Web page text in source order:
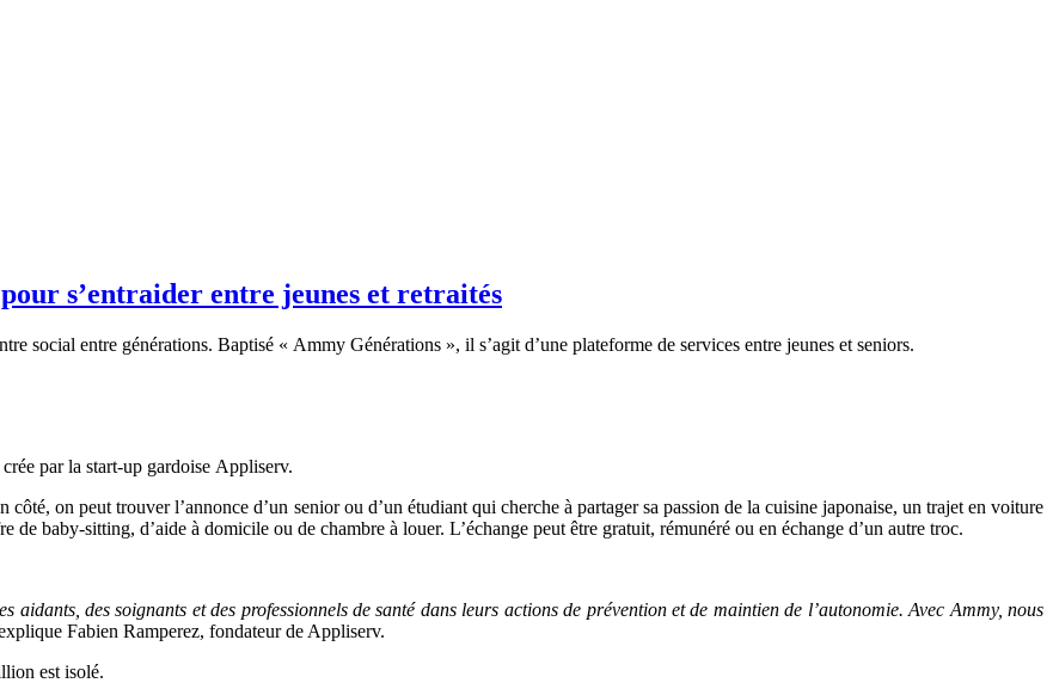
s’entraider entre jeunes et retraités
social entre générations. Baptisé « Ammy Générations », il s’agit d’une plateforme de services entre jeunes et seniors.
par la start-up gardoise Appliserv.
on peut trouver l’annonce d’un senior ou d’un étudiant qui cherche à partager sa passion de la cuisine japonaise, un trajet en voiture
de baby-sitting, d’aide à domicile ou de chambre à louer. L’échange peut être gratuit, rémunéré ou en échange d’un autre troc.
des soignants et des professionnels de santé dans leurs actions de prévention et de maintien de l’autonomie. Avec Ammy, nous
Fabien Ramperez, fondateur de Appliserv.
est isolé.